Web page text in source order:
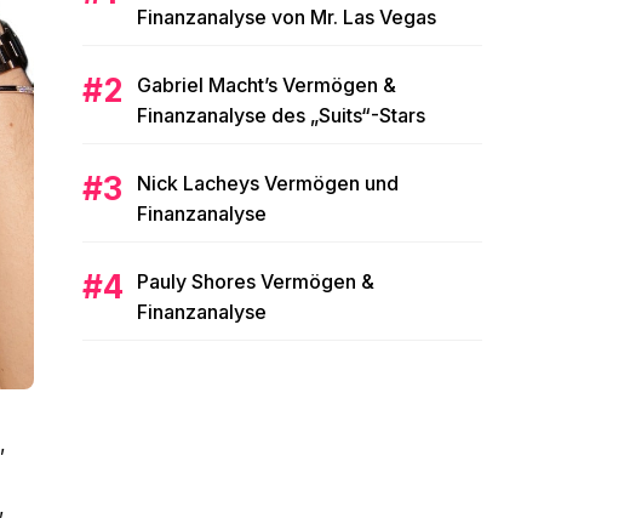
Finanzanalyse von Mr. Las Vegas
Gabriel Macht’s Vermögen &
Finanzanalyse des „Suits“-Stars
Nick Lacheys Vermögen und
Finanzanalyse
Pauly Shores Vermögen &
Finanzanalyse